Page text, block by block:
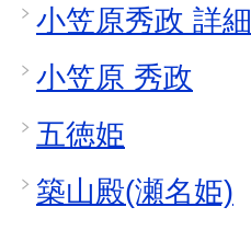
小笠原秀政 詳細
小笠原 秀政
五徳姫
築山殿(瀬名姫)